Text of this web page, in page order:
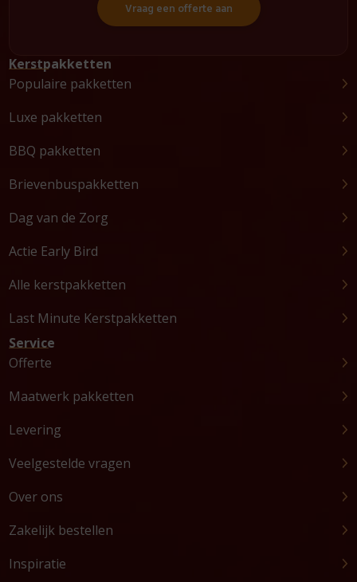
Vraag een offerte aan
Kerstpakketten
Populaire pakketten
Luxe pakketten
BBQ pakketten
Brievenbuspakketten
Dag van de Zorg
Actie Early Bird
Alle kerstpakketten
Last Minute Kerstpakketten
Service
Offerte
Maatwerk pakketten
Levering
Veelgestelde vragen
Over ons
Zakelijk bestellen
Inspiratie